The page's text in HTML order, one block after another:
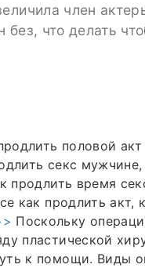
член
что делать
половой
секс мужчине,
продлить время
как продлить акт,
Поскольку
пластической
к помощи. Виды